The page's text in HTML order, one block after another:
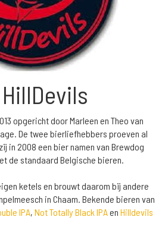
opgericht door Marleen en Theo van
De twee bierliefhebbers proeven al
in 2008 een bier namen van Brewdog
de standaard Belgische bieren.
ketels en brouwt daarom bij andere
in Chaam. Bekende bieren van
IPA, Not Totally Black IPAen Hilldevils